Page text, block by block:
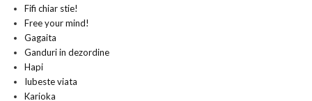
Fifi chiar stie!
Free your mind!
Gagaita
Ganduri in dezordine
Hapi
Iubeste viata
Karioka